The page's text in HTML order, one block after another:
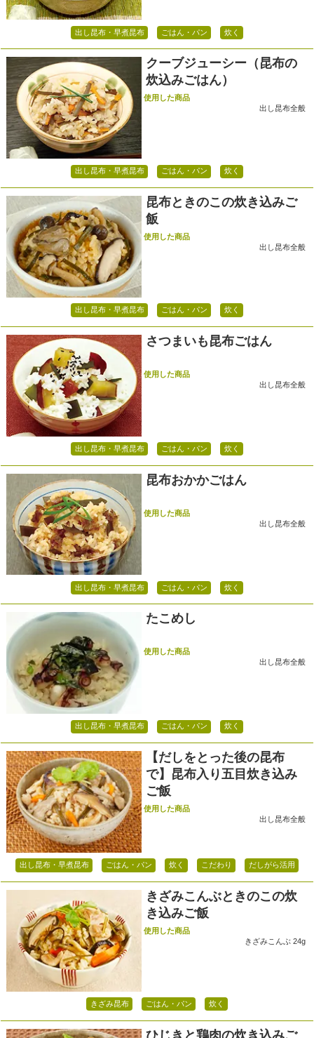
出し昆布・早煮昆布 ごはん・パン 炊く
クーブジューシー（昆布の
炊込みごはん）
使用した商品
出し昆布全般
出し昆布・早煮昆布 ごはん・パン 炊く
昆布ときのこの炊き込みご
飯
使用した商品
出し昆布全般
出し昆布・早煮昆布 ごはん・パン 炊く
さつまいも昆布ごはん
使用した商品
出し昆布全般
出し昆布・早煮昆布 ごはん・パン 炊く
昆布おかかごはん
使用した商品
出し昆布全般
出し昆布・早煮昆布 ごはん・パン 炊く
たこめし
使用した商品
出し昆布全般
出し昆布・早煮昆布 ごはん・パン 炊く
【だしをとった後の昆布
で】昆布入り五目炊き込み
ご飯
使用した商品
出し昆布全般
出し昆布・早煮昆布 ごはん・パン 炊く こだわり だしがら活用
きざみこんぶときのこの炊
き込みご飯
使用した商品
きざみこんぶ 24g
きざみ昆布 ごはん・パン 炊く
ひじきと鶏肉の炊き込みご